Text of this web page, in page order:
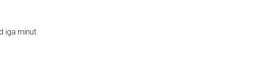
iga minut.